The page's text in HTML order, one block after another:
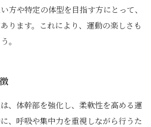
方や特定の体型を目指す方にとって、
ります。これにより、運動の楽しさも
。
、体幹部を強化し、柔軟性を高める運
、呼吸や集中力を重視しながら行うた